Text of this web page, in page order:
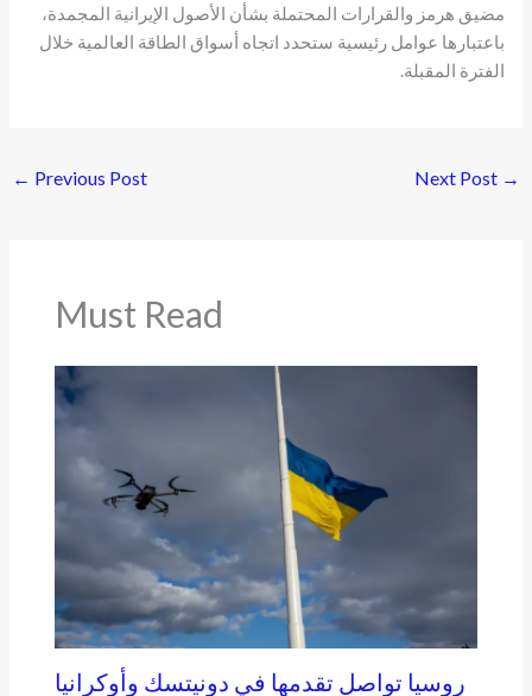
مضيق هرمز والقرارات المحتملة بشأن الأصول الإيرانية المجمدة،
باعتبارها عوامل رئيسية ستحدد اتجاه أسواق الطاقة العالمية خلال
الفترة المقبلة.
← Previous Post Next Post →
Must Read
روسيا تواصل تقدمها في دونيتسك وأوكرانيا